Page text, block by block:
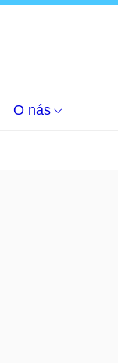
O nás